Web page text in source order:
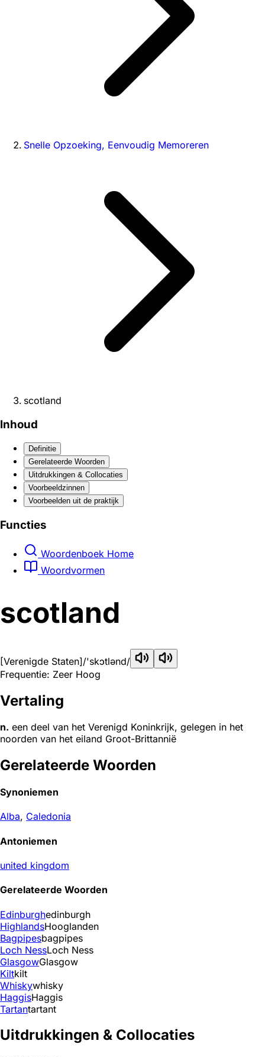
Snelle Opzoeking, Eenvoudig Memoreren
scotland
Inhoud
Definitie
Gerelateerde Woorden
Uitdrukkingen & Collocaties
Voorbeeldzinnen
Voorbeelden uit de praktijk
Functies
Woordenboek Home
Woordvormen
scotland
[Verenigde Staten]/'skɔtlənd/
Frequentie: Zeer Hoog
Vertaling
n. een deel van het Verenigd Koninkrijk, gelegen in het
noorden van het eiland Groot-Brittannië
Gerelateerde Woorden
Synoniemen
Alba, Caledonia
Antoniemen
united kingdom
Gerelateerde Woorden
Edinburghedinburgh
HighlandsHooglanden
Bagpipesbagpipes
Loch NessLoch Ness
GlasgowGlasgow
Kiltkilt
Whiskywhisky
HaggisHaggis
Tartantartant
Uitdrukkingen & Collocaties